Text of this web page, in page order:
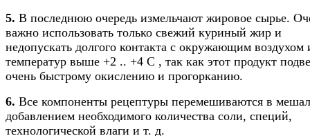
5. В последнюю очередь измельчают жировое сырье.
важно использовать только свежий куриный жир и
недопускать долгого контакта с окружающим воздухом
температур выше +2 .. +4 С , так как этот продукт
очень быстрому окислению и прогорканию.
6. Все компоненты рецептуры перемешиваются в
добавлением необходимого количества соли, специй,
технологической влаги и т. д.